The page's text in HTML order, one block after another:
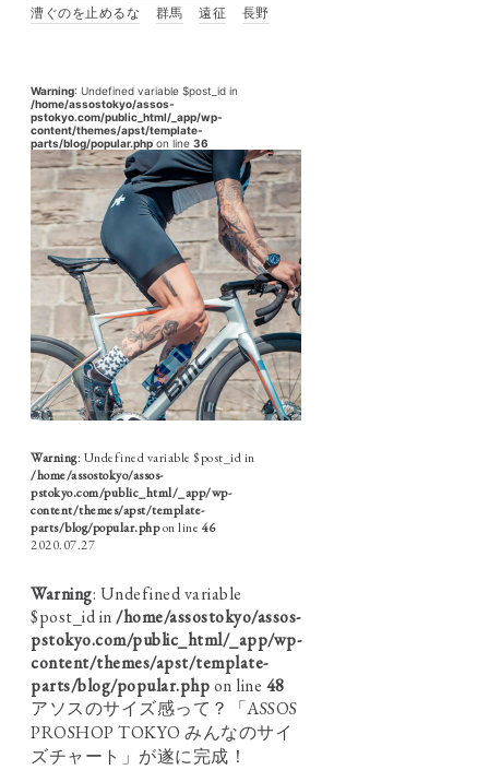
漕ぐのを止めるな
群馬 遠征 長野
Warning: Undefined variable $post_id in
/home/assostokyo/assos-
pstokyo.com/public_html/_app/wp-
content/themes/apst/template-
parts/blog/popular.php on line 36
Warning: Undefined variable $post_id in
/home/assostokyo/assos-
pstokyo.com/public_html/_app/wp-
content/themes/apst/template-
parts/blog/popular.phpon line 46
2020.07.27
Warning: Undefined variable
$post_id in/home/assostokyo/assos-
pstokyo.com/public_html/_app/wp-
content/themes/apst/template-
parts/blog/popular.phpon line 48
アソスのサイズ感って？「ASSOS
PROSHOP TOKYO みんなのサイ
ズチャート」が遂に完成！